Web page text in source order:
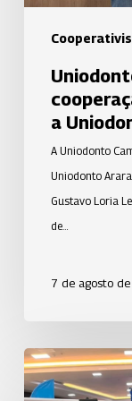
Uniodonto
Araraquara
a
A Uniodonto
Uniodonto
Gustavo Loria
de…
7 de agosto
Uniodonto
de